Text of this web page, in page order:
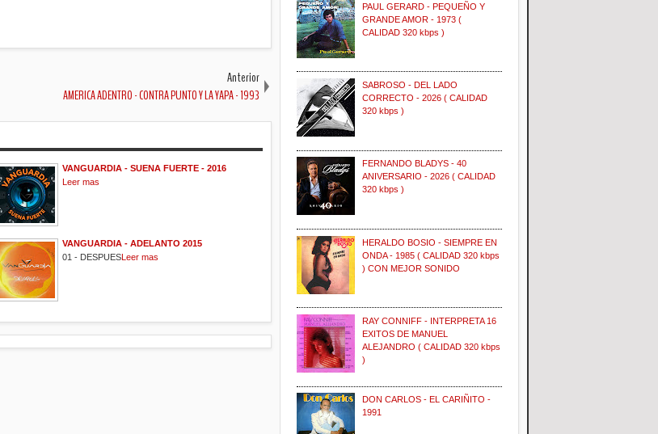
Anterior
AMERICA ADENTRO - CONTRA PUNTO Y LA YAPA - 1993
VANGUARDIA - SUENA FUERTE - 2016
Leer mas
VANGUARDIA - ADELANTO 2015
01 - DESPUESLeer mas
PAUL GERARD - PEQUEÑO Y
GRANDE AMOR - 1973 (
CALIDAD 320 kbps )
SABROSO - DEL LADO
CORRECTO - 2026 ( CALIDAD
320 kbps )
FERNANDO BLADYS - 40
ANIVERSARIO - 2026 ( CALIDAD
320 kbps )
HERALDO BOSIO - SIEMPRE EN
ONDA - 1985 ( CALIDAD 320 kbps
) CON MEJOR SONIDO
RAY CONNIFF - INTERPRETA 16
EXITOS DE MANUEL
ALEJANDRO ( CALIDAD 320 kbps
)
DON CARLOS - EL CARIÑITO -
1991